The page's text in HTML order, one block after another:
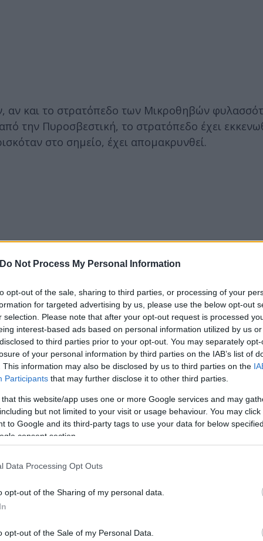
Do Not Process My Personal Information
opt-out of the sale, sharing to third parties, or processing of your
for targeted advertising by us, please use the below opt-out
selection. Please note that after your opt-out request is processed
interest-based ads based on personal information utilized by us
to third parties prior to your opt-out. You may separately
of your personal information by third parties on the IAB’s list of
This information may also be disclosed by us to third parties on the
Participants that may further disclose it to other third parties.
that this website/app uses one or more Google services and may
but not limited to your visit or usage behaviour. You may
to Google and its third-party tags to use your data for below
consent section.
Data Processing Opt Outs
opt-out of the Sharing of my personal data.
opt-out of the Sale of my Personal Data.
και το στρατόπεδο των Μικροθηβών
την Πυροσβεστική, το στρατόπεδο έχει
στο σημείο, έχει απομακρυνθεί.
βρίσκεται το στρατιωτικό, καθώς και το
τρία χιλιόμετρα από το σημείο των
Αγχιάλου καλούνται να εκκενώσουν την